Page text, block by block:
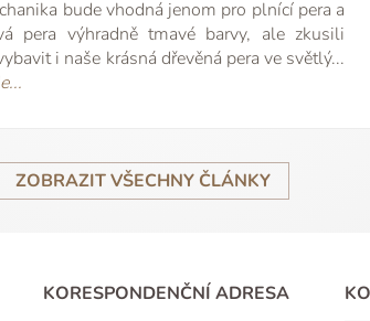
bude vhodná jenom pro plnící pera a
pera výhradně tmavé barvy, ale zkusili
i naše krásná dřevěná pera ve světlý...
ZOBRAZIT VŠECHNY ČLÁNKY
KORESPONDENČNÍ ADRESA